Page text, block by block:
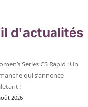
d'actualités
Series CS Rapid : Un
qui s’annonce
!
2026